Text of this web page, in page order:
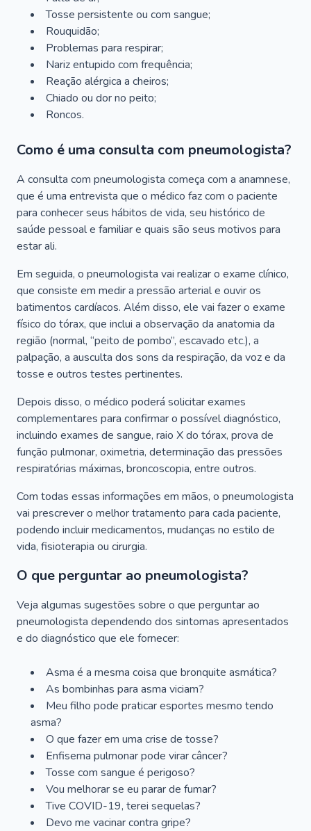
Tosse persistente ou com sangue;
Rouquidão;
Problemas para respirar;
Nariz entupido com frequência;
Reação alérgica a cheiros;
Chiado ou dor no peito;
Roncos.
Como é uma consulta com pneumologista?
A consulta com pneumologista começa com a anamnese,
que é uma entrevista que o médico faz com o paciente
para conhecer seus hábitos de vida, seu histórico de
saúde pessoal e familiar e quais são seus motivos para
estar ali.
Em seguida, o pneumologista vai realizar o exame clínico,
que consiste em medir a pressão arterial e ouvir os
batimentos cardíacos. Além disso, ele vai fazer o exame
físico do tórax, que inclui a observação da anatomia da
região (normal, “peito de pombo”, escavado etc.), a
palpação, a ausculta dos sons da respiração, da voz e da
tosse e outros testes pertinentes.
Depois disso, o médico poderá solicitar exames
complementares para confirmar o possível diagnóstico,
incluindo exames de sangue, raio X do tórax, prova de
função pulmonar, oximetria, determinação das pressões
respiratórias máximas, broncoscopia, entre outros.
Com todas essas informações em mãos, o pneumologista
vai prescrever o melhor tratamento para cada paciente,
podendo incluir medicamentos, mudanças no estilo de
vida, fisioterapia ou cirurgia.
O que perguntar ao pneumologista?
Veja algumas sugestões sobre o que perguntar ao
pneumologista dependendo dos sintomas apresentados
e do diagnóstico que ele fornecer:
Asma é a mesma coisa que bronquite asmática?
As bombinhas para asma viciam?
Meu filho pode praticar esportes mesmo tendo
asma?
O que fazer em uma crise de tosse?
Enfisema pulmonar pode virar câncer?
Tosse com sangue é perigoso?
Vou melhorar se eu parar de fumar?
Tive COVID-19, terei sequelas?
Devo me vacinar contra gripe?